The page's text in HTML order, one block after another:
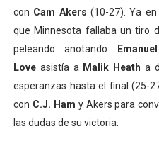
con Cam Akers (10-27). Ya
que Minnesota fallaba un tiro
peleando anotando
Loveasistía a Malik Heath a
esperanzas hasta el final (25-
con C.J. Ham y Akers para
las dudas de su victoria.